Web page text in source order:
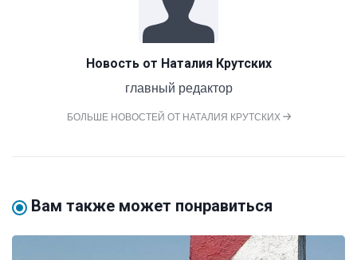
Новость от Наталия Крутских
главный редактор
БОЛЬШЕ НОВОСТЕЙ ОТ НАТАЛИЯ КРУТСКИХ
Вам также может понравиться